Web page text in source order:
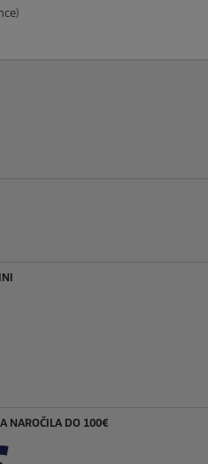
NAROČILA DO 100€